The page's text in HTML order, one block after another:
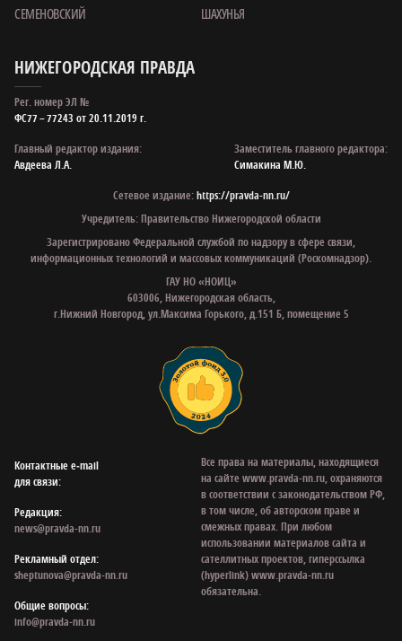
СЕМЕНОВСКИЙ
ШАХУНЬЯ
НИЖЕГОРОДСКАЯ ПРАВДА
Рег. номер ЭЛ №
ФС77 – 77243 от 20.11.2019 г.
Главный редактор издания:
Авдеева Л.А.
Заместитель главного редактора:
Симакина М.Ю.
Сетевое издание:https://pravda-nn.ru/
Учредитель: Правительство Нижегородской области
Зарегистрировано Федеральной службой по надзору в сфере связи,
информационных технологий и массовых коммуникаций (Роскомнадзор).
ГАУ НО «НОИЦ»
603006, Нижегородская область,
г.Нижний Новгород, ул.Максима Горького, д.151 Б, помещение 5
Контактные e‑mail
для связи:
Редакция:
news@pravda-nn.ru
Рекламный отдел:
sheptunova@pravda-nn.ru
Общие вопросы:
info@pravda-nn.ru
Все права на материалы, находящиеся
на сайте www.pravda-nn.ru, охраняются
в соответствии с законодательством РФ,
в том числе, об авторском праве и
смежных правах. При любом
использовании материалов сайта и
сателлитных проектов, гиперссылка
(hyperlink) www.pravda-nn.ru
обязательна.